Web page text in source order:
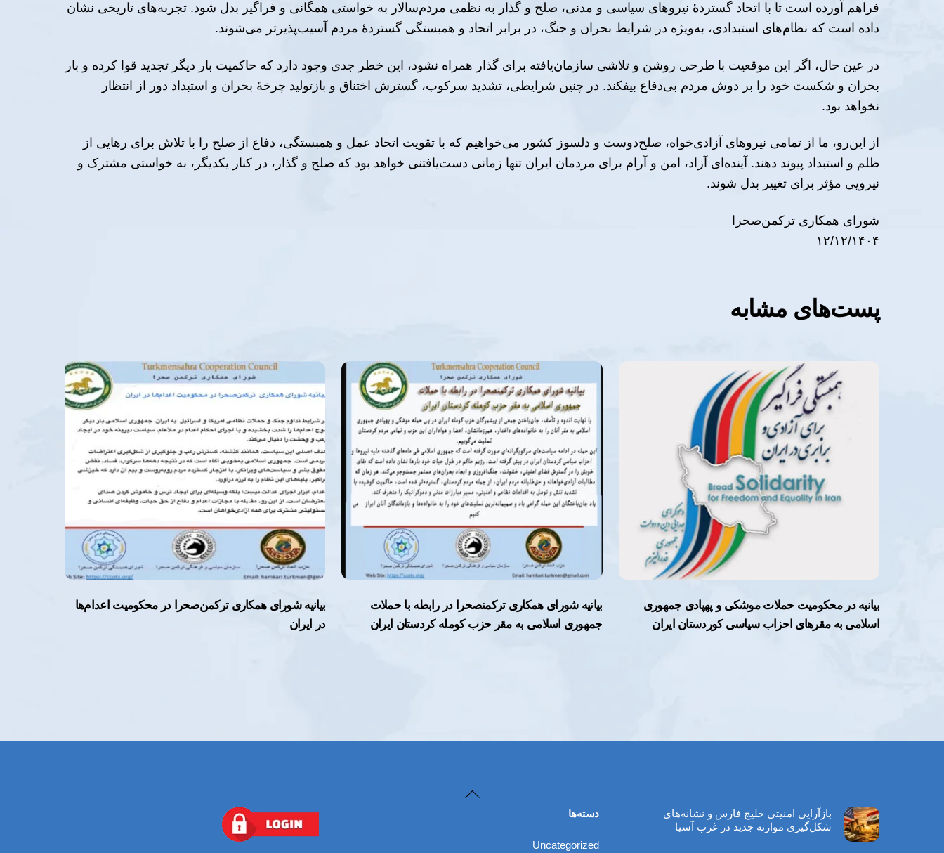
فراهم آورده است تا با اتحاد گستردهٔ نیروهای سیاسی و مدنی، صلح و گذار به نظمی مردم‌سالار به خواستی همگانی و فراگیر بدل شود. تجربه‌های تاریخی نشان
داده است که نظام‌های استبدادی، به‌ویژه در شرایط بحران و جنگ، در برابر اتحاد و همبستگی گستردهٔ مردم آسیب‌پذیرتر می‌شوند.
در عین حال، اگر این موقعیت با طرحی روشن و تلاشی سازمان‌یافته برای گذار همراه نشود، این خطر جدی وجود دارد که حاکمیت بار دیگر تجدید قوا کرده و بار
بحران و شکست خود را بر دوش مردم بی‌دفاع بیفکند. در چنین شرایطی، تشدید سرکوب، گسترش اختناق و بازتولید چرخهٔ بحران و استبداد دور از انتظار
نخواهد بود.
از این‌رو، ما از تمامی نیروهای آزادی‌خواه، صلح‌دوست و دلسوز کشور می‌خواهیم که با تقویت اتحاد عمل و همبستگی، دفاع از صلح را با تلاش برای رهایی از
ظلم و استبداد پیوند دهند. آینده‌ای آزاد، امن و آرام برای مردمان ایران تنها زمانی دست‌یافتنی خواهد بود که صلح و گذار، در کنار یکدیگر، به خواستی مشترک و
نیرویی مؤثر برای تغییر بدل شوند.
شورای همکاری ترکمن‌صحرا
۱۲/۱۲/۱۴۰۴
پست‌های مشابه
بیانیه شورای همکاری ترکمن‌صحرا در محکومیت اعدام‌ها
در ایران
بیانیه شورای همکاری ترکمنصحرا در رابطه با حملات
جمهوری اسلامی به مقر حزب کومله کردستان ایران
بیانیه در محکومیت حملات موشکی و پهپادی جمهوری
اسلامی به مقرهای احزاب سیاسی کوردستان ایران
Back
بازآرایی امنیتی خلیج فارس و نشانه‌های
شکل‌گیری موازنه جدید در غرب آسیا
دسته‌ها
Uncategorized